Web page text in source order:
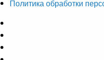
Политика обработки